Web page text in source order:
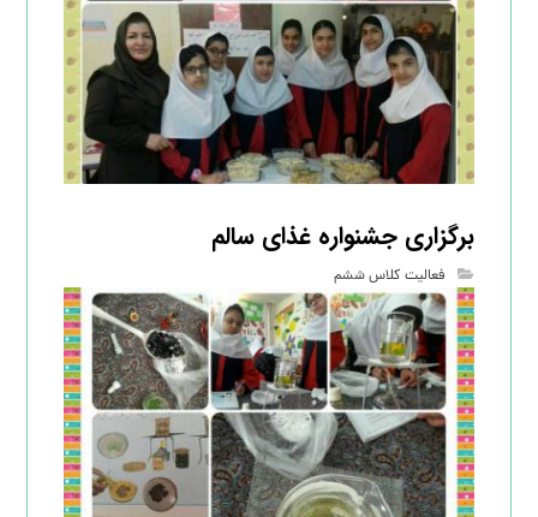
برگزاری جشنواره غذای سالم
فعالیت کلاس ششم